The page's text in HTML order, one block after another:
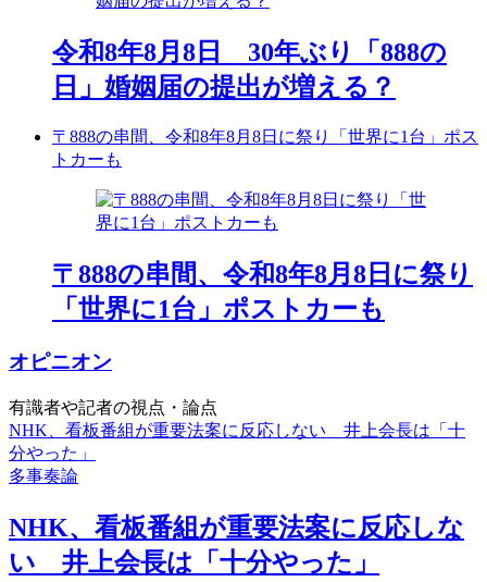
令和8年8月8日 30年ぶり「888の
日」婚姻届の提出が増える？
〒888の串間、令和8年8月8日に祭り「世界に1台」ポス
トカーも
〒888の串間、令和8年8月8日に祭り
「世界に1台」ポストカーも
オピニオン
有識者や記者の視点・論点
NHK、看板番組が重要法案に反応しない 井上会長は「十
分やった」
多事奏論
NHK、看板番組が重要法案に反応しな
い 井上会長は「十分やった」